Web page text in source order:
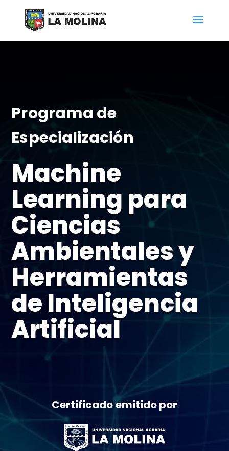
Programa de
Especialización
Machine
Learning para
Ciencias
Ambientales y
Herramientas
de Inteligencia
Artificial
Certificado emitido por